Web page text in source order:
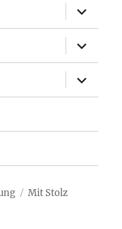
öffnen
öffnen
öffnen
Mit Stolz